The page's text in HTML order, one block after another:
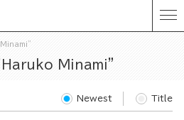
Minami"
Newest Title